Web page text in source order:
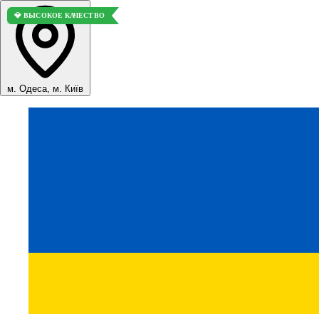
м. Одеса, м. Київ
💎 ВЫСОКОЕ КАЧЕСТВО
💎 ВЫСОКОЕ КАЧЕСТВО